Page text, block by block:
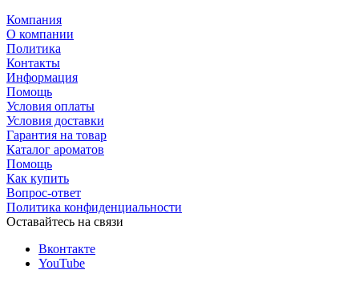
Компания
О компании
Политика
Контакты
Информация
Помощь
Условия оплаты
Условия доставки
Гарантия на товар
Каталог ароматов
Помощь
Как купить
Вопрос-ответ
Политика конфиденциальности
Оставайтесь на связи
Вконтакте
YouTube